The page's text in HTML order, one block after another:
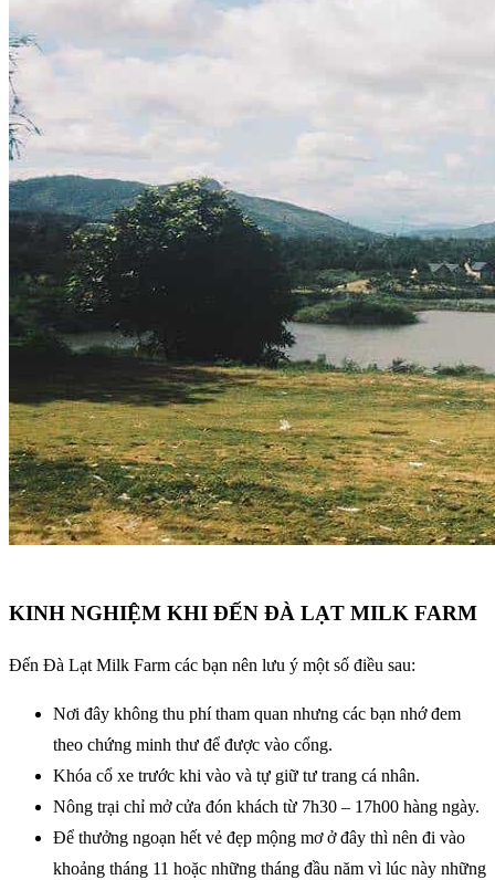
KINH NGHIỆM KHI ĐẾN ĐÀ LẠT MILK FARM
Đến Đà Lạt Milk Farm các bạn nên lưu ý một số điều sau:
Nơi đây không thu phí tham quan nhưng các bạn nhớ đem
theo chứng minh thư để được vào cổng.
Khóa cổ xe trước khi vào và tự giữ tư trang cá nhân.
Nông trại chỉ mở cửa đón khách từ 7h30 – 17h00 hàng ngày.
Để thưởng ngoạn hết vẻ đẹp mộng mơ ở đây thì nên đi vào
khoảng tháng 11 hoặc những tháng đầu năm vì lúc này những